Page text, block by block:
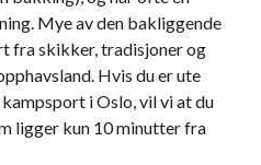
Mye av den bakliggende
fra skikker, tradisjoner og
Hvis du er ute
i Oslo, vil vi at du
ligger kun 10 minutter fra